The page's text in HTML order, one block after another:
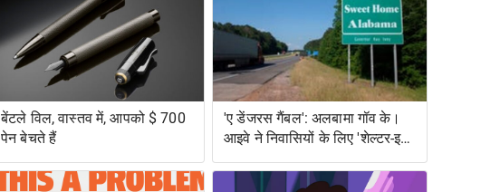
बेंटले विल, वास्तव में, आपको $ 700
पेन बेचते हैं
'ए डेंजरस गैंबल': अलबामा गॉव के।
आइवे ने निवासियों के लिए 'शेल्टर-इन-
प्लेस' के लिए मना कर दिया, विशेष
रूप से जोखिम में काले अलबामा को